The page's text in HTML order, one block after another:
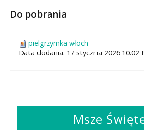
Do pobrania
pielgrzymka włoch
Data dodania: 17 stycznia 2026 10:02
Msze